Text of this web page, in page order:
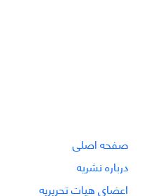
صفحه اصلی
درباره نشریه
اعضای هیات تحریریه